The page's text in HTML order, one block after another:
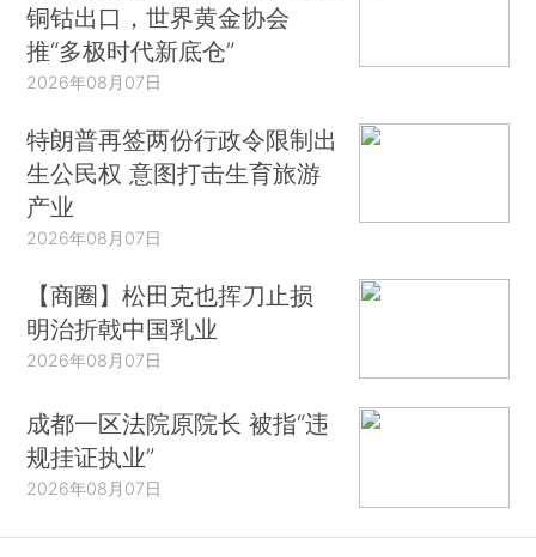
铜钴出口，世界黄金协会
推“多极时代新底仓”
2026年08月07日
特朗普再签两份行政令限制出
生公民权 意图打击生育旅游
产业
2026年08月07日
【商圈】松田克也挥刀止损
明治折戟中国乳业
2026年08月07日
成都一区法院原院长 被指“违
规挂证执业”
2026年08月07日